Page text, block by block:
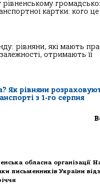
рівненському
картки: кого це
рівняни, які мають
отримають її
Як рівняни
з 1-го серпня
обласна організації
письменників України